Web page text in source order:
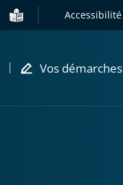
Accessibilité
Vos démarches